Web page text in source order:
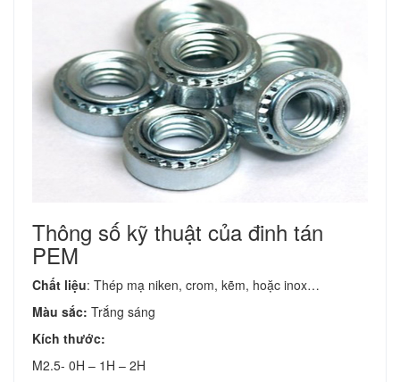
Thông số kỹ thuật của đinh tán
PEM
Chất liệu: Thép mạ niken, crom, kẽm, hoặc inox…
Màu sắc: Trắng sáng
Kích thước:
M2.5- 0H – 1H – 2H